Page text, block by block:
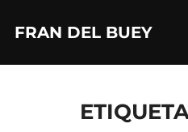
FRAN DEL BUEY